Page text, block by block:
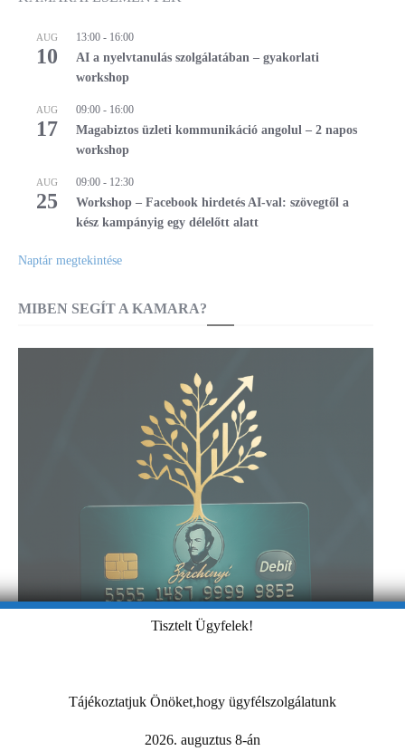
AUG
10
13:00 - 16:00
AI a nyelvtanulás szolgálatában – gyakorlati
workshop
AUG
17
09:00 - 16:00
Magabiztos üzleti kommunikáció angolul – 2 napos
workshop
AUG
25
09:00 - 12:30
Workshop – Facebook hirdetés AI-val: szövegtől a
kész kampányig egy délelőtt alatt
Naptár megtekintése
MIBEN SEGÍT A KAMARA?
Tisztelt Ügyfelek!
Tájékoztatjuk Önöket,hogy ügyfélszolgálatunk
2026. auguztus 8-án